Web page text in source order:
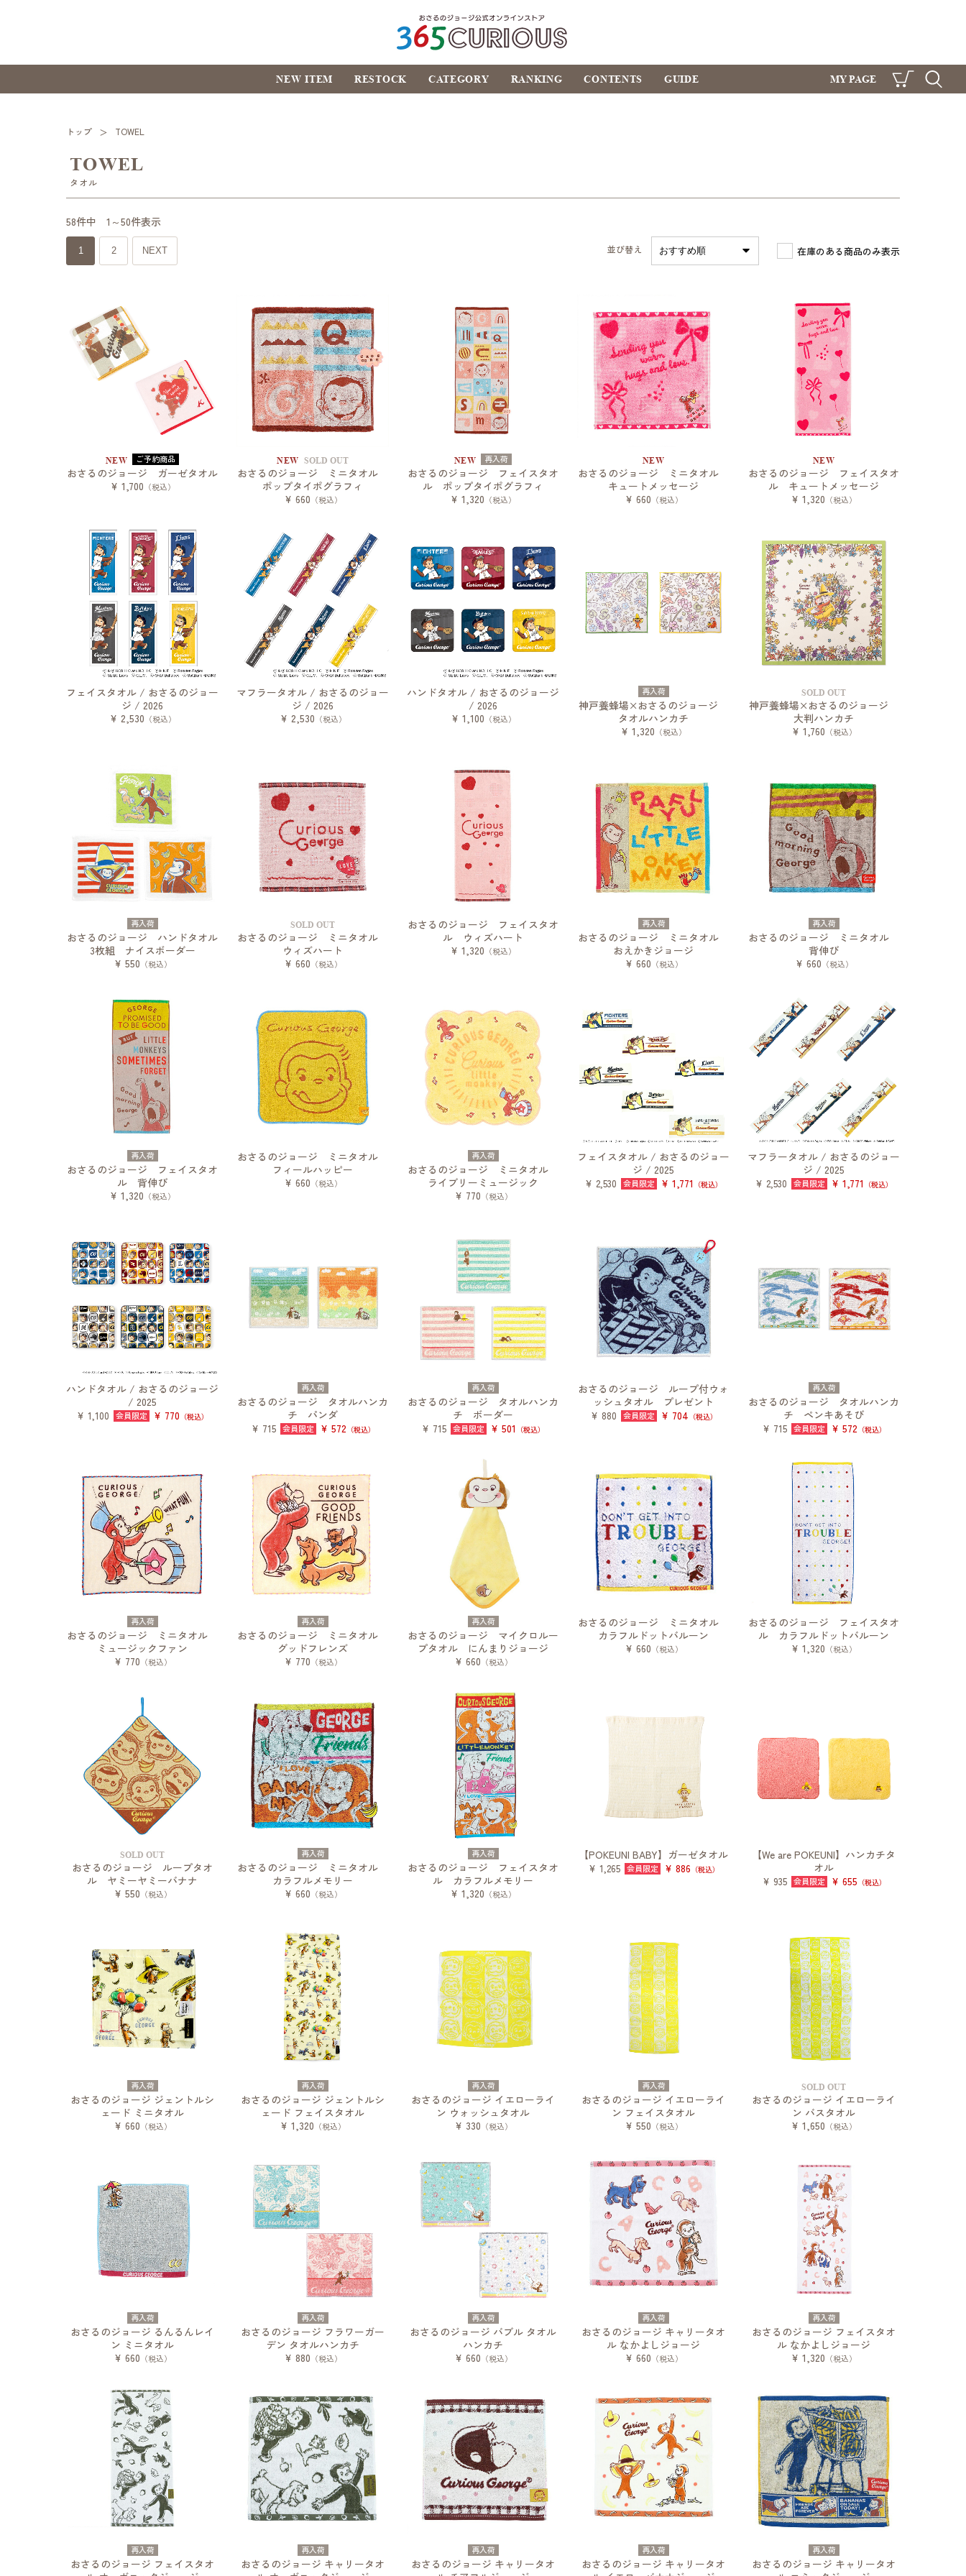
おさるのジョージ公式オ
ンラインストア
NEW ITEM RESTOCK CATEGORY RANKING CONTENTS GUIDE
MY PAGE
CART SEARCH
トップ TOWEL
TOWEL
タオル
58件中 1～50件表示
1 2 NEXT 在庫のある商品のみ表示
並び替え
NEW ご予約商品
おさるのジョージ ガーゼタオル
¥ 1,700 （税込）
NEW SOLD OUT
おさるのジョージ ミニタオル
ポップタイポグラフィ
¥ 660 （税込）
NEW 再入荷
おさるのジョージ フェイスタオ
ル ポップタイポグラフィ
¥ 1,320 （税込）
NEW
おさるのジョージ ミニタオル
キュートメッセージ
¥ 660 （税込）
NEW
おさるのジョージ フェイスタオ
ル キュートメッセージ
¥ 1,320 （税込）
フェイスタオル / おさるのジョー
ジ / 2026
¥ 2,530 （税込）
マフラータオル / おさるのジョー
ジ / 2026
¥ 2,530 （税込）
ハンドタオル / おさるのジョージ
/ 2026
¥ 1,100 （税込）
再入荷
神戸養蜂場×おさるのジョージ
タオルハンカチ
¥ 1,320 （税込）
SOLD OUT
神戸養蜂場×おさるのジョージ
大判ハンカチ
¥ 1,760 （税込）
再入荷
おさるのジョージ ハンドタオル
3枚組 ナイスボーダー
¥ 550 （税込）
SOLD OUT
おさるのジョージ ミニタオル
ウィズハート
¥ 660 （税込）
おさるのジョージ フェイスタオ
ル ウィズハート
¥ 1,320 （税込）
再入荷
おさるのジョージ ミニタオル
おえかきジョージ
¥ 660 （税込）
再入荷
おさるのジョージ ミニタオル
背伸び
¥ 660 （税込）
再入荷
おさるのジョージ フェイスタオ
ル 背伸び
¥ 1,320 （税込）
おさるのジョージ ミニタオル
フィールハッピー
¥ 660 （税込）
再入荷
おさるのジョージ ミニタオル
ライブリーミュージック
¥ 770 （税込）
フェイスタオル / おさるのジョー
ジ / 2025
¥ 2,530 ¥ 1,771 （税込）
マフラータオル / おさるのジョー
ジ / 2025
¥ 2,530 ¥ 1,771 （税込）
ハンドタオル / おさるのジョージ
/ 2025
¥ 1,100 ¥ 770 （税込）
再入荷
おさるのジョージ タオルハンカ
チ パンダ
¥ 715 ¥ 572 （税込）
再入荷
おさるのジョージ タオルハンカ
チ ボーダー
¥ 715 ¥ 501 （税込）
おさるのジョージ ループ付ウォ
ッシュタオル プレゼント
¥ 880 ¥ 704 （税込）
再入荷
おさるのジョージ タオルハンカ
チ ペンキあそび
¥ 715 ¥ 572 （税込）
再入荷
おさるのジョージ ミニタオル
ミュージックファン
¥ 770 （税込）
再入荷
おさるのジョージ ミニタオル
グッドフレンズ
¥ 770 （税込）
再入荷
おさるのジョージ マイクロルー
プタオル にんまりジョージ
¥ 660 （税込）
おさるのジョージ ミニタオル
カラフルドットバルーン
¥ 660 （税込）
おさるのジョージ フェイスタオ
ル カラフルドットバルーン
¥ 1,320 （税込）
SOLD OUT
おさるのジョージ ループタオ
ル ヤミーヤミーバナナ
¥ 550 （税込）
再入荷
おさるのジョージ ミニタオル
カラフルメモリー
¥ 660 （税込）
再入荷
おさるのジョージ フェイスタオ
ル カラフルメモリー
¥ 1,320 （税込）
【POKEUNI BABY】ガーゼタオル
¥ 1,265 ¥ 886 （税込）
【We are POKEUNI】ハンカチタ
オル
¥ 935 ¥ 655 （税込）
再入荷
おさるのジョージ ジェントルシ
ェード ミニタオル
¥ 660 （税込）
再入荷
おさるのジョージ ジェントルシ
ェード フェイスタオル
¥ 1,320 （税込）
再入荷
おさるのジョージ イエローライ
ン ウォッシュタオル
¥ 330 （税込）
再入荷
おさるのジョージ イエローライ
ン フェイスタオル
¥ 550 （税込）
SOLD OUT
おさるのジョージ イエローライ
ン バスタオル
¥ 1,650 （税込）
再入荷
おさるのジョージ るんるんレイ
ン ミニタオル
¥ 660 （税込）
再入荷
おさるのジョージ フラワーガー
デン タオルハンカチ
¥ 880 （税込）
再入荷
おさるのジョージ バブル タオル
ハンカチ
¥ 660 （税込）
再入荷
おさるのジョージ キャリータオ
ル なかよしジョージ
¥ 660 （税込）
再入荷
おさるのジョージ フェイスタオ
ル なかよしジョージ
¥ 1,320 （税込）
再入荷
おさるのジョージ フェイスタオ
再入荷
おさるのジョージ キャリータオ
再入荷
おさるのジョージ キャリータオ
再入荷
おさるのジョージ キャリータオ
再入荷
おさるのジョージ キャリータオ